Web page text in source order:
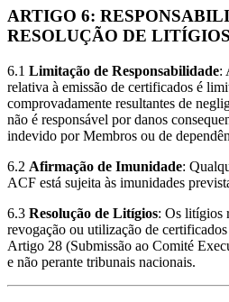
ARTIGO 6:
RESOLUÇÃO DE LITÍGIOS
6.1 Limitação de Responsabilidade:
relativa à emissão de certificados é
comprovadamente resultantes de
não é responsável por danos
indevido por Membros ou de
6.2 Afirmação de Imunidade:
ACF está sujeita às imunidades
6.3 Resolução de Litígios: Os litígios
revogação ou utilização de
Artigo 28 (Submissão ao Comité
e não perante tribunais nacionais.